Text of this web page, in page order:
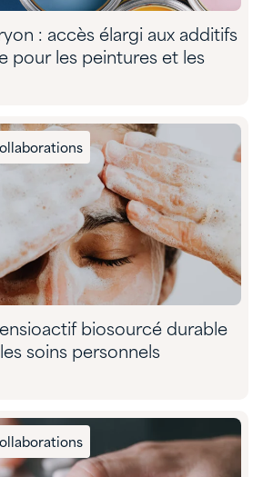
: accès élargi aux additifs
pour les peintures et les
biosourcé durable
soins personnels